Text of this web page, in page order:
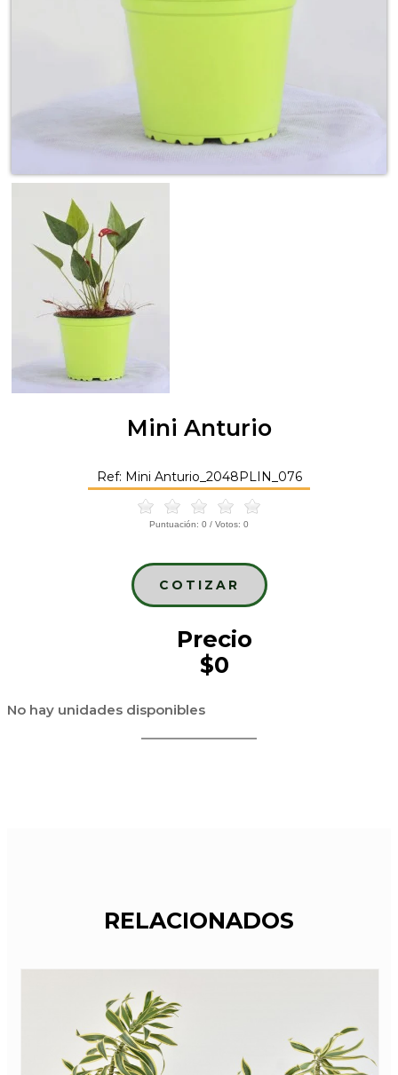
Mini Anturio
Ref: Mini Anturio_2048PLIN_076
Puntuación: 0 / Votos: 0
COTIZAR
Precio
$0
No hay unidades disponibles
RELACIONADOS